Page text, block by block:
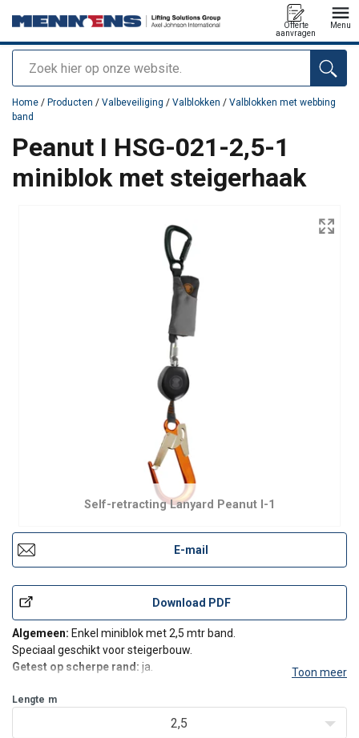
Zoeken
Offerte
aanvragen
Menu
toegevoegd aan uw offerte
Home / Producten / Valbeveiliging / Valblokken / Valblokken met webbing
band
Peanut I HSG-021-2,5-1
miniblok met steigerhaak
Self-retracting Lanyard Peanut I-1
E-mail
Download PDF
Algemeen: Enkel miniblok met 2,5 mtr band.
Speciaal geschikt voor steigerbouw.
Getest op scherpe rand: ja.
Karabijnhaak aan uiteinde van band:
Karabijnhaak aan harnaszijde:STAK TRI.
Toon meer
Lengte m
2,5